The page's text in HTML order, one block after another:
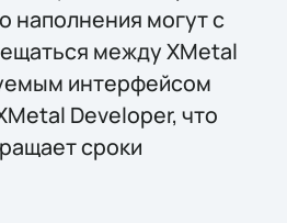
наполнения могут с
между XMetal
интерфейсом
Developer, что
сроки